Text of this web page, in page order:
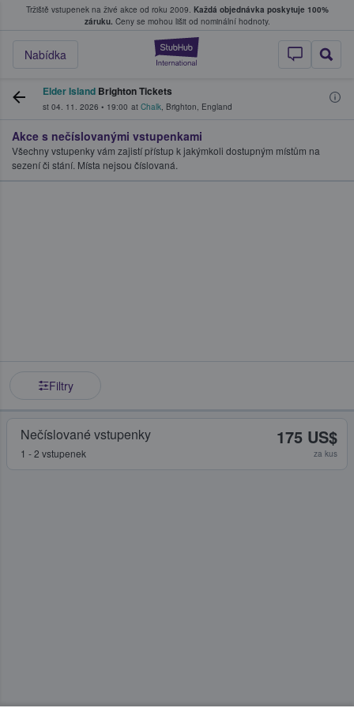
Tržiště vstupenek na živé akce od roku 2009. Každá objednávka poskytuje 100%
záruku. Ceny se mohou lišit od nominální hodnoty.
StubHub –
Nabídka
kde fanoušci kupují a prodávají vstupenky
Elder Island Brighton Tickets
st 04. 11. 2026 • 19:00 at Chalk, Brighton, England
Akce s nečíslovanými vstupenkami
Všechny vstupenky vám zajistí přístup k jakýmkoli dostupným místům na
sezení či stání. Místa nejsou číslovaná.
Filtry
Nečíslované vstupenky
1 - 2 vstupenek
175 US$
za kus